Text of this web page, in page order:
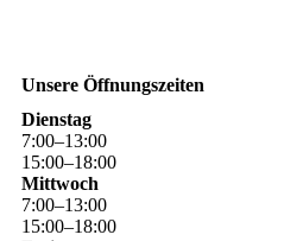
Unsere Öffnungszeiten
Dienstag
7:00–13:00
15:00–18:00
Mittwoch
7:00–13:00
15:00–18:00